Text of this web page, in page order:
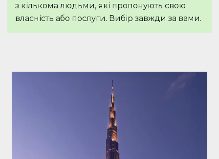
з кількома людьми, які пропонують свою
власність або послуги. Вибір завжди за вами.